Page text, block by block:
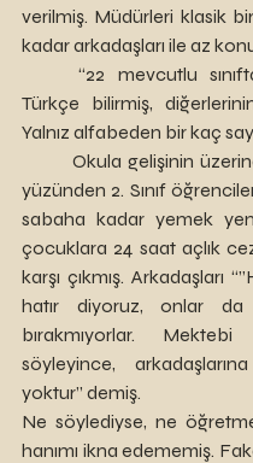
verilmiş. Müdürleri klasik
kadar arkadaşları ile az
	“22 mevcutlu sınıfta, öğrencilerinin bazıları biraz
Türkçe bilirmiş,
Yalnız alfabeden bir kaç
	Okula gelişinin üzerinden bir ay sonra, kırılan musluk
yüzünden 2. Sınıf
sabaha kadar yemek
çocuklara 24 saat açlık
karşı çıkmış. Arkadaşları
hatır diyoruz, onlar da
bırakmıyorlar.
söyleyince,
yoktur” demiş.
Ne söylediyse, ne
hanımı ikna edememiş.